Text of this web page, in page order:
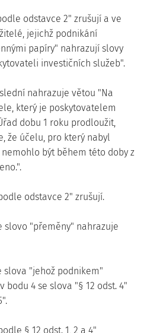
odstavce 2" zrušují a ve
jejichž podnikání
papíry" nahrazují slovy
investičních služeb".
nahrazuje větou "Na
který je poskytovatelem
dobu 1 roku prodloužit,
že účelu, pro který nabyl
být během této doby z
odstavce 2" zrušují.
slovo "přeměny" nahrazuje
slova "jehož podnikem"
4 se slova "§ 12 odst. 4"
§ 12 odst. 1, 2 a 4"